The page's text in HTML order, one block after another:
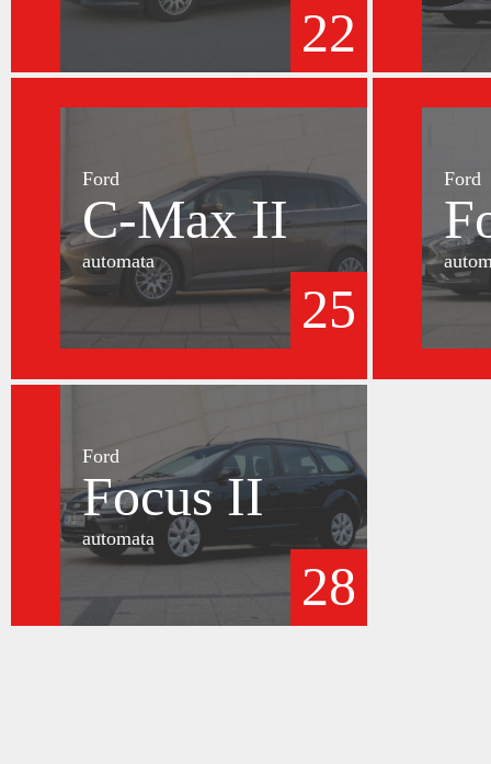
22
Ford
C-Max II
automata
25
Ford
Ford
Focus II
automata
28